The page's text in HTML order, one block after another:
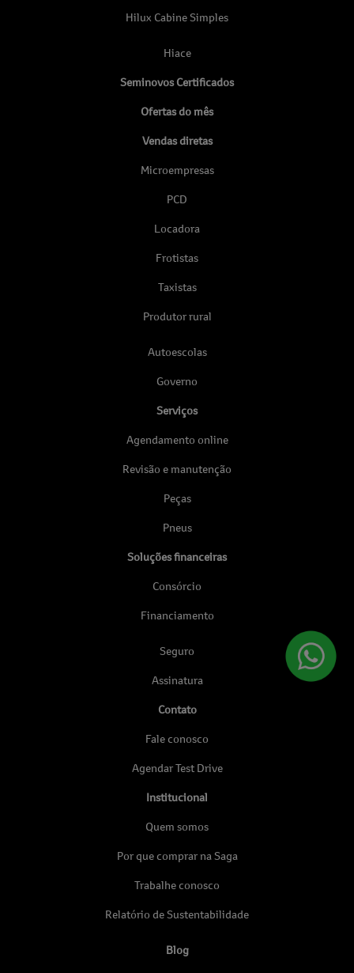
Hilux Cabine Simples
Hiace
Seminovos Certificados
Ofertas do mês
Vendas diretas
Microempresas
PCD
Locadora
Frotistas
Taxistas
Produtor rural
Autoescolas
Governo
Serviços
Agendamento online
Revisão e manutenção
Peças
Pneus
Soluções financeiras
Consórcio
Financiamento
Seguro
Assinatura
Contato
Fale conosco
Agendar Test Drive
Institucional
Quem somos
Por que comprar na Saga
Trabalhe conosco
Relatório de Sustentabilidade
Blog